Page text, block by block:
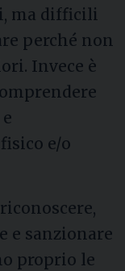
ma difficili
perché non
Invece è
e/o
e sanzionare
proprio le